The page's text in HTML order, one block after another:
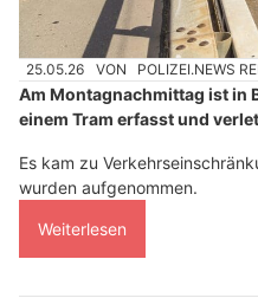
25.05.26 VON POLIZEI.NEWS
Am Montagnachmittag ist in
einem Tram erfasst und
Es kam zu
wurden aufgenommen.
Weiterlesen